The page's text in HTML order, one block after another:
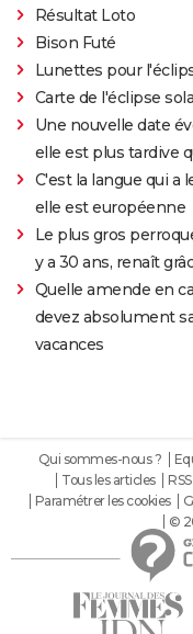
Résultat Loto
Bison Futé
Lunettes pour
Carte de l'éclipse
Une nouvelle date
elle est plus tardive
C'est la langue qui a
elle est européenne
Le plus gros
y a 30 ans, renaît
Quelle amende en
devez absolument
vacances
Qui sommes-nous ?
Tous les articles
RSS
Paramétrer les cookies
©